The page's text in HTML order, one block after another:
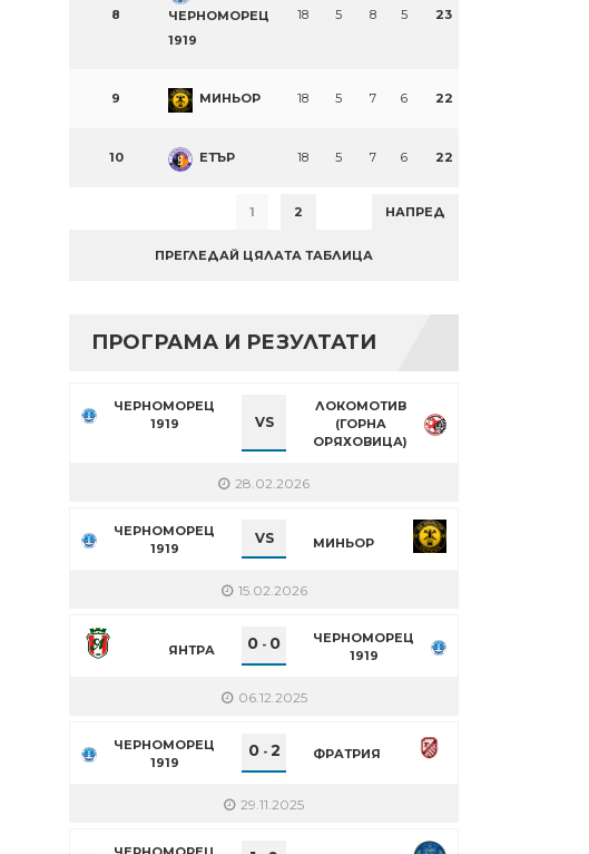
8
ЧЕРНОМОРЕЦ
1919
18 5 8 5 23
9 МИНЬОР 18 5 7 6 22
10 ЕТЪР 18 5 7 6 22
1 2 НАПРЕД
ПРЕГЛЕДАЙ ЦЯЛАТА ТАБЛИЦА
ПРОГРАМА И РЕЗУЛТАТИ
ЧЕРНОМОРЕЦ
1919
VS
ЛОКОМОТИВ
(ГОРНА
ОРЯХОВИЦА)
28.02.2026
ЧЕРНОМОРЕЦ
1919
VS МИНЬОР
15.02.2026
ЯНТРА 0 - 0
ЧЕРНОМОРЕЦ
1919
06.12.2025
ЧЕРНОМОРЕЦ
1919
0- 2 ФРАТРИЯ
29.11.2025